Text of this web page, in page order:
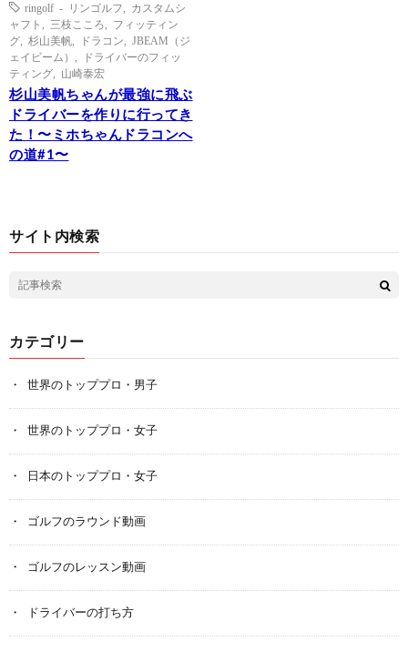
ringolf - リンゴルフ
カスタムシ
ャフト
三枝こころ
フィッティン
グ
杉山美帆 ドラコン
JBEAM（ジ
ェイビーム）
ドライバーのフィッ
ティング
山崎泰宏
杉山美帆ちゃんが最強に飛ぶ
ドライバーを作りに行ってき
た！〜ミホちゃんドラコンへ
の道#1〜
サイト内検索
カテゴリー
世界のトッププロ・男子
世界のトッププロ・女子
日本のトッププロ・女子
ゴルフのラウンド動画
ゴルフのレッスン動画
ドライバーの打ち方